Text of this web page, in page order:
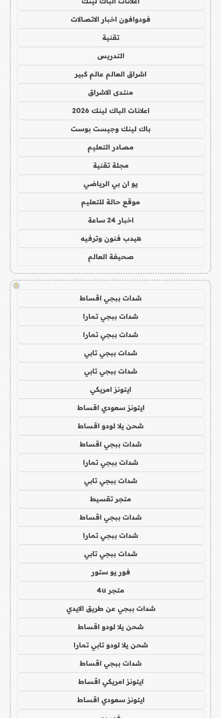
فودوافون اخبار الاتصالات
تقنية
التدريس
اشراق العالم عالم كبير
منتدى الاشراق
اعلانات الباك لينك 2026
باك لينك وجيست بوست
مصادر التعليم
مجلة تقنية
يو ان بي الرياضي
موقع حالة للتعليم
اخبار 24 ساعة
هيدب فنون وترفيه
صحيفة العالم
!
شدات ببجي اقساط
شدات ببجي تمارا
شدات ببجي تمارا
شدات ببجي تابي
شدات ببجي تابي
ايتونز امريكي
ايتونز سعودي اقساط
شحن يلا لودو اقساط
شدات ببجي اقساط
شدات ببجي تمارا
شدات ببجي تابي
متجر تقسيط
شدات ببجي اقساط
شدات ببجي تمارا
شدات ببجي تابي
فور يو ستور
متجر 4u
شدات ببجي عن طريق الايدي
شحن يلا لودو اقساط
شحن يلا لودو تابي تمارا
شدات ببجي اقساط
ايتونز امريكي اقساط
ايتونز سعودي اقساط